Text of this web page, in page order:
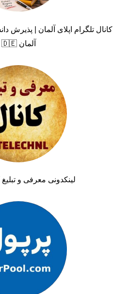
کانال تلگرام اپلای آلمان | پذیرش
آلمان 🇩🇪
لینکدونی معرفی و تبلیغ